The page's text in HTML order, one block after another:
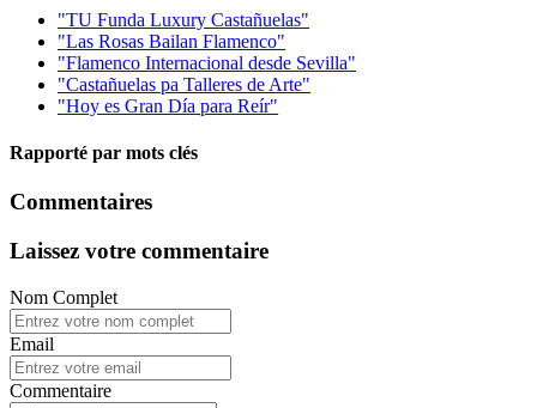
"TU Funda Luxury Castañuelas"
"Las Rosas Bailan Flamenco"
"Flamenco Internacional desde Sevilla"
"Castañuelas pa Talleres de Arte"
"Hoy es Gran Día para Reír"
Rapporté par mots clés
Commentaires
Laissez votre commentaire
Nom Complet
Email
Commentaire